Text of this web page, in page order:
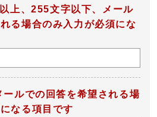
上、255文字以下、メール
る場合のみ入力が必須にな
ールでの回答を希望される場
なる項目です